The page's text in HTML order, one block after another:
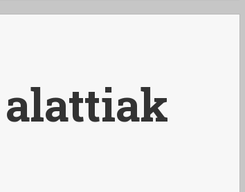
alattiak